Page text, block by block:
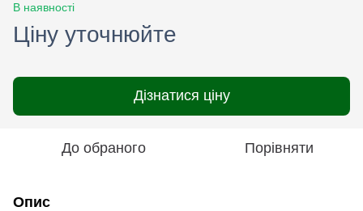
В наявності
Ціну уточнюйте
Дізнатися ціну
До обраного Порівняти
Опис